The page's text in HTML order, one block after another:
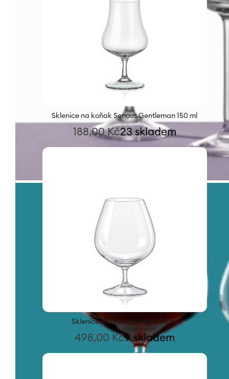
Sklenice na koňak Serious Gentleman 150 ml
188,00Kč23 skladem
Sklenice na brandy Viola 600 ml
498,00 Kč9 skladem